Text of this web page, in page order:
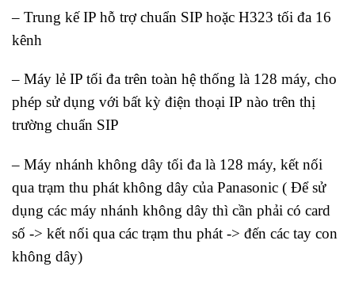
– Trung kế IP hỗ trợ chuẩn SIP hoặc H323 tối đa 16
kênh
– Máy lẻ IP tối đa trên toàn hệ thống là 128 máy, cho
phép sử dụng với bất kỳ điện thoại IP nào trên thị
trường chuẩn SIP
– Máy nhánh không dây tối đa là 128 máy, kết nối
qua trạm thu phát không dây của Panasonic ( Để sử
dụng các máy nhánh không dây thì cần phải có card
số -> kết nối qua các trạm thu phát -> đến các tay con
không dây)